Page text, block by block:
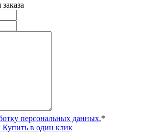
персональных данных.*
Купить в один клик